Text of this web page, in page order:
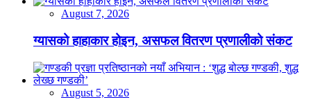
August 7, 2026
ग्यासको हाहाकार होइन, असफल वितरण प्रणालीको संकट
August 5, 2026